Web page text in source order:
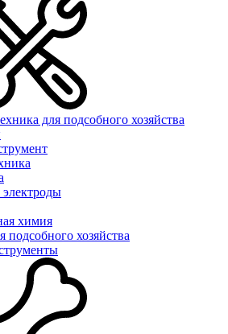
для подсобного хозяйства
химия
подсобного хозяйства